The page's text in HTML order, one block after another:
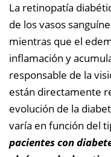
La retinopatía
de los vasos
mientras que el
inflamación y
responsable de la
están directamente
evolución de la
varía en función del
pacientes con